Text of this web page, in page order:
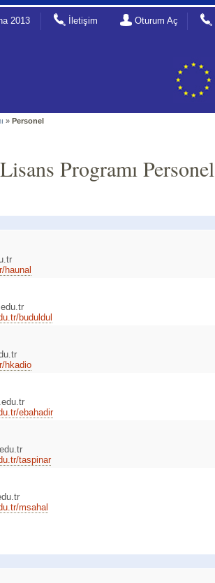
2013 İletişim Oturum Aç
»Personel
Programı Personel
haunal
buduldul
hkadio
ebahadir
taspinar
msahal